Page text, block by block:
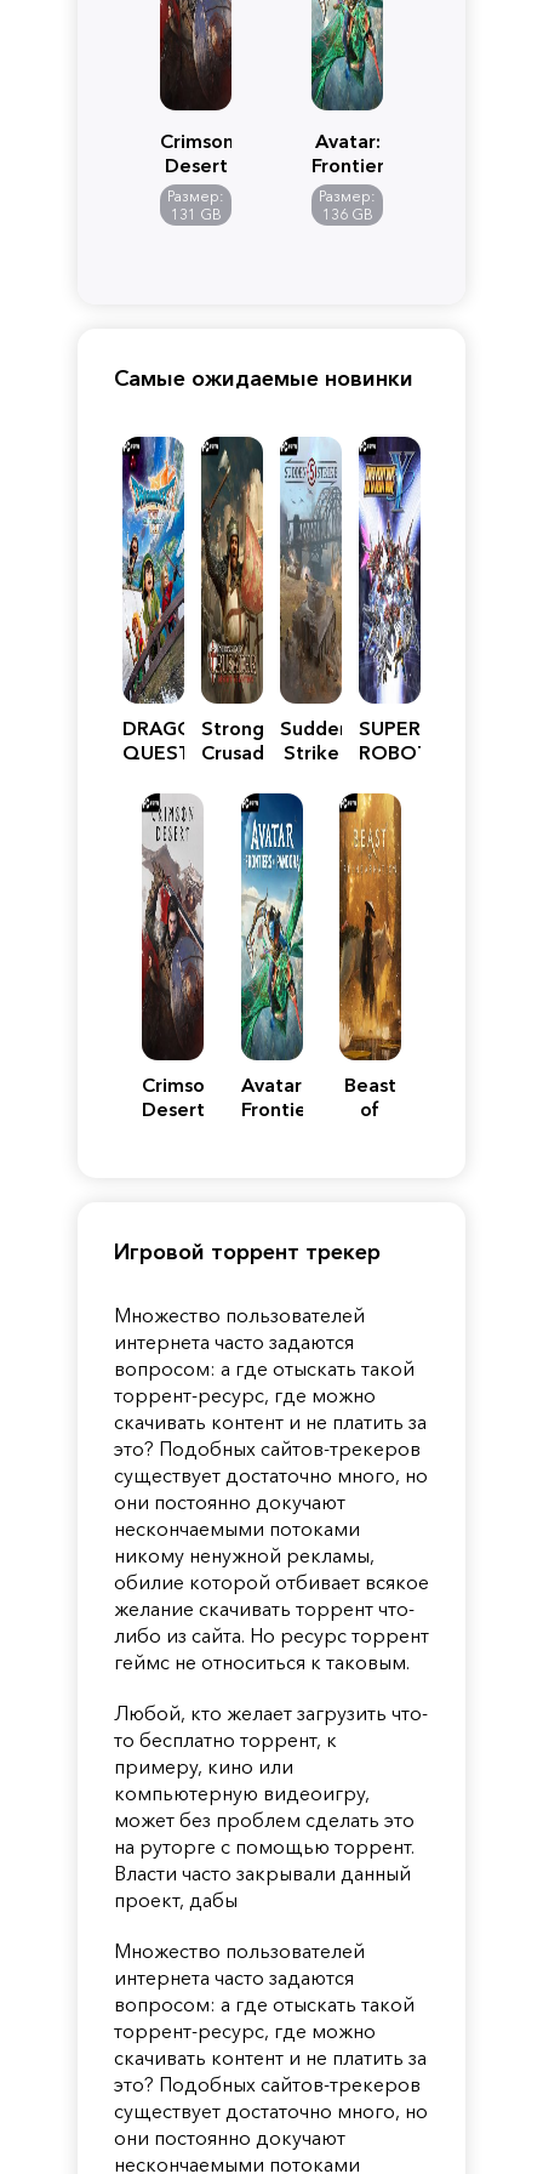
Crimson
Desert
Размер:
131 GB
Avatar:
Frontiers
of
Pandora
Размер:
136 GB
Самые ожидаемые новинки
DRAGON
QUEST
Reimagined
Stronghold
Crusader:
Edition
Sudden
Strike
SUPER
ROBOT
Y
Crimson
Desert
Avatar:
Frontiers
Beast
of
Игровой торрент трекер
Множество пользователей
интернета часто задаются
вопросом: а где отыскать такой
торрент-ресурс, где можно
скачивать контент и не платить за
это? Подобных сайтов-трекеров
существует достаточно много, но
они постоянно докучают
нескончаемыми потоками
никому ненужной рекламы,
обилие которой отбивает всякое
желание скачивать торрент что-
либо из сайта. Но ресурс торрент
геймс не относиться к таковым.
Любой, кто желает загрузить что-
то бесплатно торрент, к
примеру, кино или
компьютерную видеоигру,
может без проблем сделать это
на руторге с помощью торрент.
Власти часто закрывали данный
проект, дабы
Множество пользователей
интернета часто задаются
вопросом: а где отыскать такой
торрент-ресурс, где можно
скачивать контент и не платить за
это? Подобных сайтов-трекеров
существует достаточно много, но
они постоянно докучают
нескончаемыми потоками